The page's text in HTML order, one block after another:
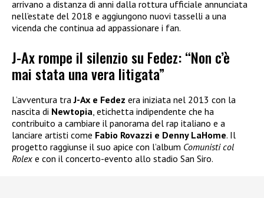
arrivano a distanza di anni dalla rottura ufficiale annunciata
nell’estate del 2018 e aggiungono nuovi tasselli a una
vicenda che continua ad appassionare i fan.
J-Ax rompe il silenzio su Fedez: “Non c’è
mai stata una vera litigata”
L’avventura traJ-Ax e Fedez era iniziata nel 2013 con la
nascita di Newtopia, etichetta indipendente che ha
contribuito a cambiare il panorama del rap italiano e a
lanciare artisti come Fabio Rovazzi e Denny LaHome. Il
progetto raggiunse il suo apice con l’album Comunisti col
Rolex e con il concerto-evento allo stadio San Siro.